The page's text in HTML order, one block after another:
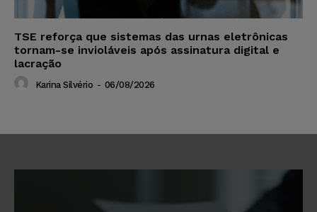
TSE reforça que sistemas das urnas eletrônicas
tornam-se invioláveis após assinatura digital e
lacração
Karina Silvério - 06/08/2026